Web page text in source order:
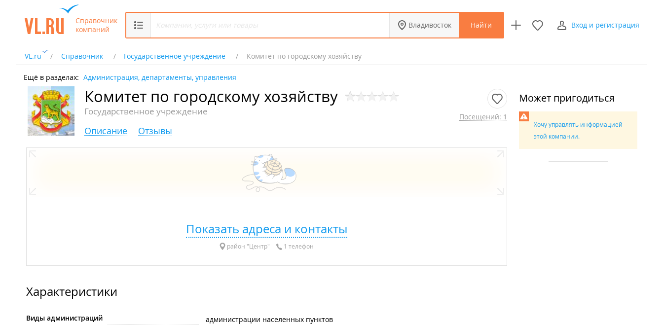
Справочник
компаний
Владивосток Найти Вход и регистрация
VL.ru Справочник Государственное учреждение Комитет по городскому хозяйству
Ещё в разделах: Администрация, департаменты, управления
Комитет по городскому хозяйству
Государственное учреждение Посещений: 1
Описание Отзывы
Показать адреса и контакты
район "Центр" 1 телефон
Характеристики
Виды администраций
администрации населенных пунктов
Может пригодиться
Хочу управлять информацией
этой компании.